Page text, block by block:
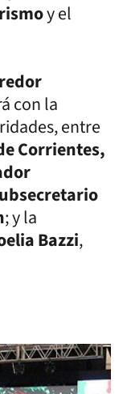
y el
con la
entre
Corrientes,
; y la
Bazzi,